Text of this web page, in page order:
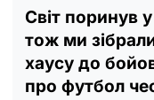
Світ поринув
тож ми
хаусу до
про футбол